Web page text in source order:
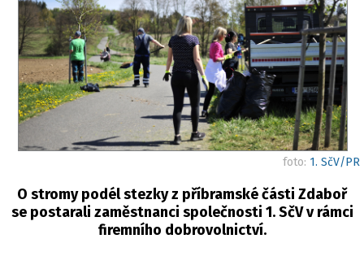
foto: 1. SčV/PR
O stromy podél stezky z příbramské části Zdaboř
se postarali zaměstnanci společnosti 1. SčV v rámci
firemního dobrovolnictví.